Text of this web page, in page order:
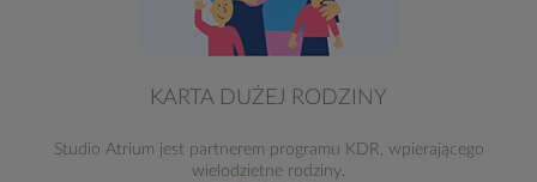
KARTA DUŻEJ RODZINY
Studio Atrium jest partnerem programu KDR, wpierającego
wielodzietne rodziny.